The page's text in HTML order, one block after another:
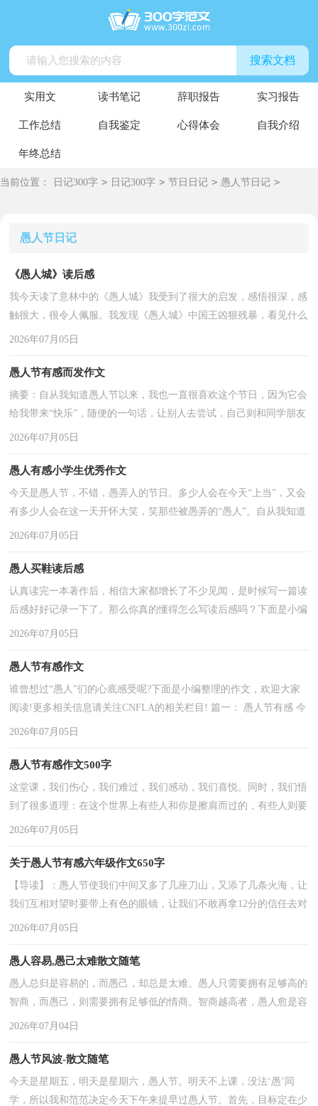
搜索文档
实用文 读书笔记 辞职报告 实习报告
工作总结 自我鉴定 心得体会 自我介绍
年终总结
当前位置： 日记300字 > 日记300字 > 节日日记 > 愚人节日记 >
愚人节日记
《愚人城》读后感
我今天读了意林中的《愚人城》我受到了很大的启发，感悟很深，感
触很大，很令人佩服。我发现《愚人城》中国王凶狠残暴，看见什么
东西，他都会抢去归为己有。我从这可以感受到国王很坏，很不讲道
2026年07月05日
愚人节有感而发作文
摘要：自从我知道愚人节以来，我也一直很喜欢这个节日，因为它会
给我带来“快乐”，随便的一句话，让别人去尝试，自己则和同学朋友
在一旁开怀大笑，却不知，这阵阵刺耳的笑声会扎在那些“愚人” ...
2026年07月05日
愚人有感小学生优秀作文
今天是愚人节，不错，愚弄人的节日。多少人会在今天“上当”，又会
有多少人会在这一天开怀大笑，笑那些被愚弄的“愚人”。自从我知道
愚人节以来，我也一直很喜欢这个节日，因为它会给我带来“快 ...
2026年07月05日
愚人买鞋读后感
认真读完一本著作后，相信大家都增长了不少见闻，是时候写一篇读
后感好好记录一下了。那么你真的懂得怎么写读后感吗？下面是小编
收集整理的愚人买鞋读后感，欢迎大家分享。愚人买鞋读后感1今天
2026年07月05日
愚人节有感作文
谁曾想过“愚人”们的心底感受呢?下面是小编整理的作文，欢迎大家
阅读!更多相关信息请关注CNFLA的相关栏目! 篇一： 愚人节有感 今
天是愚人节，不错，愚弄人的节日。多少人会在今天“上当”，又 ...
2026年07月05日
愚人节有感作文500字
这堂课，我们伤心，我们难过，我们感动，我们喜悦。同时，我们悟
到了很多道理：在这个世界上有些人和你是擦肩而过的，有些人则要
相处一生一世，可他们要离去时，你才会想起“珍惜”和“感恩”。 ...
2026年07月05日
关于愚人节有感六年级作文650字
【导读】：愚人节使我们中间又多了几座刀山，又添了几条火海，让
我们互相对望时要带上有色的眼镜，让我们不敢再拿12分的信任去对
待。愚人节使我们不再以诚相待，愚人节使我们多了几分猜疑，少了
2026年07月05日
愚人容易,愚己太难散文随笔
愚人总归是容易的，而愚己，却总是太难。愚人只需要拥有足够高的
智商，而愚己，则需要拥有足够低的情商。智商越高者，愚人愈是容
易，而愚己则愈难。智商越低者，愚人愈是困难，却愚己较为容易。
2026年07月04日
愚人节风波-散文随笔
今天是星期五，明天是星期六，愚人节。明天不上课，没法‘愚’同
学，所以我和范范决定今天下午来提早过愚人节。首先，目标定在少